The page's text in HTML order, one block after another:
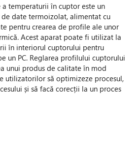
temperaturii în cuptor este un
date termoizolat, alimentat cu
pentru crearea de profile ale unor
Acest aparat poate fi utilizat la
în interiorul cuptorului pentru
un PC. Reglarea profilului cuptorului
unui produs de calitate în mod
utilizatorilor să optimizeze procesul,
și să facă corecții la un proces